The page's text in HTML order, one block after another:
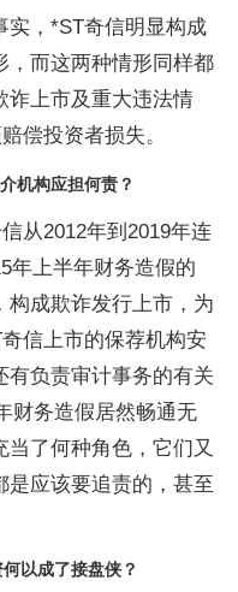
实，*ST奇信明显构成
，而这两种情形同样都
诈上市及重大违法情
偿投资者损失。
机构应担何责？
从2012年到2019年连
年上半年财务造假的
构成欺诈发行上市，为
信上市的保荐机构安
有负责审计事务的有关
财务造假居然畅通无
了何种角色，它们又
是应该要追责的，甚至
以成了接盘侠？